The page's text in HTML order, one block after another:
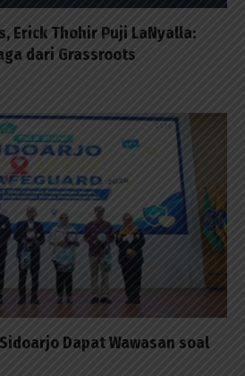
Erick Thohir Puji LaNyalla:
dari Grassroots
Dapat Wawasan soal